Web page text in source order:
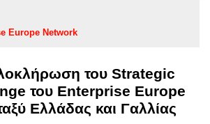
Europe Network
του Strategic
του Enterprise Europe
Ελλάδας και Γαλλίας